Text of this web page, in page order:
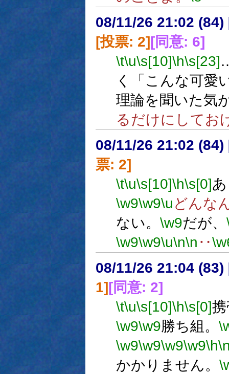
08/11/26 21:02 (84)
[投票: 2][同意: 6]
\t\u\s[10]\h\s[23]
く「こんな可愛
理論を聞いた気
るだけにしてお
08/11/26 21:02 (84)
票: 2]
\t\u\s[10]\h\s[0]
\w9\w9\uどんな
ない。 \w9だが、
\w9\w9\u\n\n ‥
08/11/26 21:04 (83)
1] [同意: 2]
\t\u\s[10]\h\s[0]
\w9\w9勝ち組。
\w9\w9\w9\w9\h
かかりません。